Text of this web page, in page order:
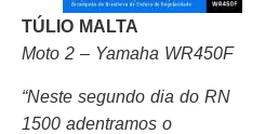
TÚLIO MALTA
Moto 2 – Yamaha WR450F
“Neste segundo dia do RN
1500 adentramos o